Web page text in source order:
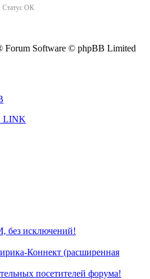
Статус ОК
Forum Software © phpBB Limited
исключений!
Коннект (расширенная
посетителей форума!